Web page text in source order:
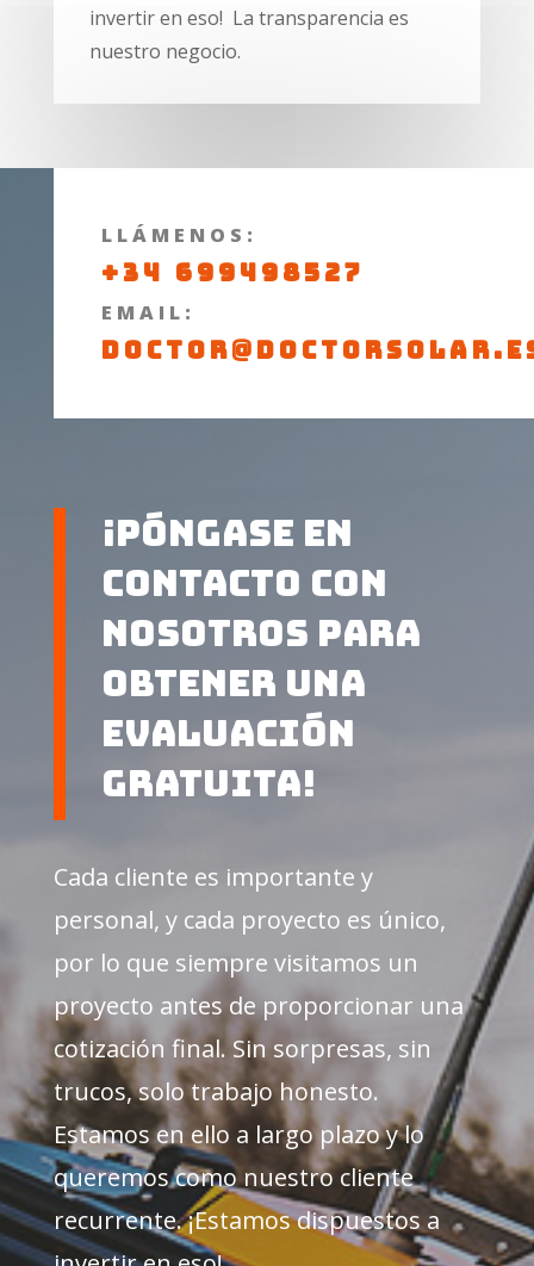
invertir en eso! La transparencia es
nuestro negocio.
LLÁMENOS:
+34 699498527
EMAIL:
¡Póngase en
contacto con
nosotros para
obtener una
evaluación
gratuita!
Cada cliente es importante y
personal, y cada proyecto es único,
por lo que siempre visitamos un
proyecto antes de proporcionar una
cotización final. Sin sorpresas, sin
trucos, solo trabajo honesto.
Estamos en ello a largo plazo y lo
queremos como nuestro cliente
recurrente. ¡Estamos dispuestos a